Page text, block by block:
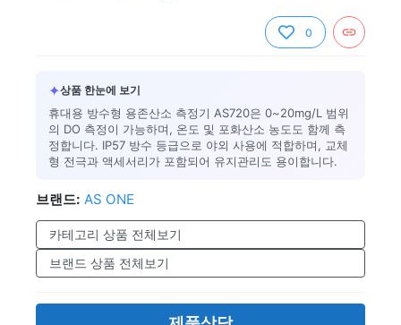
0
✦상품 한눈에 보기
휴대용 방수형 용존산소 측정기 AS720은 0~20mg/L 범위
의 DO 측정이 가능하며, 온도 및 포화산소 농도도 함께 측
정합니다. IP57 방수 등급으로 야외 사용에 적합하며, 교체
형 전극과 액세서리가 포함되어 유지관리도 용이합니다.
브랜드: AS ONE
카테고리 상품 전체보기
브랜드 상품 전체보기